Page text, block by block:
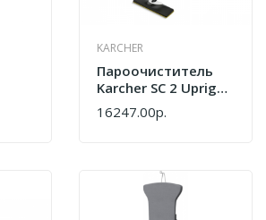
KARCHER
Пароочиститель
Karcher SC 2 Upright
EU 1.513-500.0
16247.00р.